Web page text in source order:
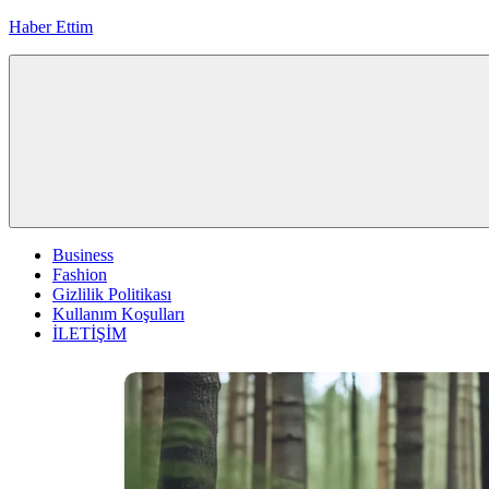
İçeriğe
Haber Ettim
Business
Fashion
Gizlilik Politikası
Kullanım Koşulları
İLETİŞİM